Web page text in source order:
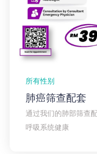
所有性别
肺癌筛查配套
通过我们的肺部筛查
呼吸系统健康